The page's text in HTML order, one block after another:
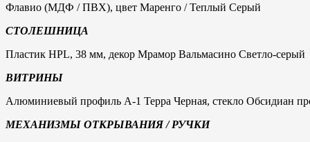
Флавио (МДФ / ПВХ), цвет Маренго / Теплый Серый
СТОЛЕШНИЦА
Пластик HPL, 38 мм, декор Мрамор Вальмасино Светло-серый
ВИТРИНЫ
Алюминиевый профиль А-1 Терра Черная, стекло Обсидиан
МЕХАНИЗМЫ ОТКРЫВАНИЯ / РУЧКИ